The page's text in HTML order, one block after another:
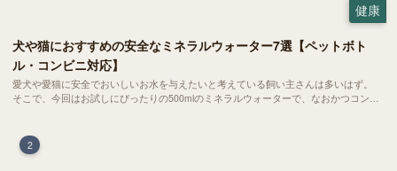
健康
犬や猫におすすめの安全なミネラルウォーター7選【ペットボト
ル・コンビニ対応】
愛犬や愛猫に安全でおいしいお水を与えたいと考えている飼い主さんは多いはず。
そこで、今回はお試しにぴったりの500mlのミネラルウォーターで、なおかつコンビ
2